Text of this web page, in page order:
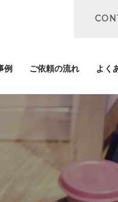
例 ご依頼の流れ よく